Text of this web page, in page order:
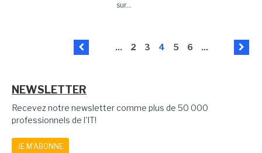
sur...
... 2 3 4 5 6 ...
NEWSLETTER
Recevez notre newsletter comme plus de 50 000
professionnels de l'IT!
JE M'ABONNE